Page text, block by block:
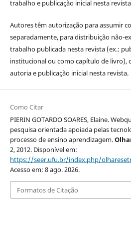
trabalho e publicação inicial nesta
Autores têm autorização para assumir
separadamente, para distribuição não-
trabalho publicada nesta revista (ex.:
institucional ou como capítulo de livro),
autoria e publicação inicial nesta revista.
Como Citar
PIERIN GOTARDO SOARES, Elaine.
pesquisa orientada apoiada pelas
processo de ensino aprendizagem.
2, 2012. Disponível em:
https://seer.ufu.br/index.php/
Acesso em: 8 ago. 2026.
Formatos de Citação